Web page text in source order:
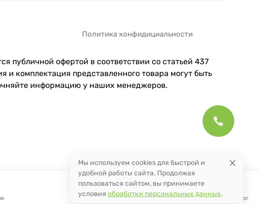
Поиск Каталог
Политика конфидициальности
публичной офертой в соответствии со статьей 437
комплектация представленного товара могут быть
информацию у наших менеджеров.
Мы используем cookies для быстрой и
удобной работы сайта. Продолжая
пользоваться сайтом, вы принимаете
условия обработки персональных данных.